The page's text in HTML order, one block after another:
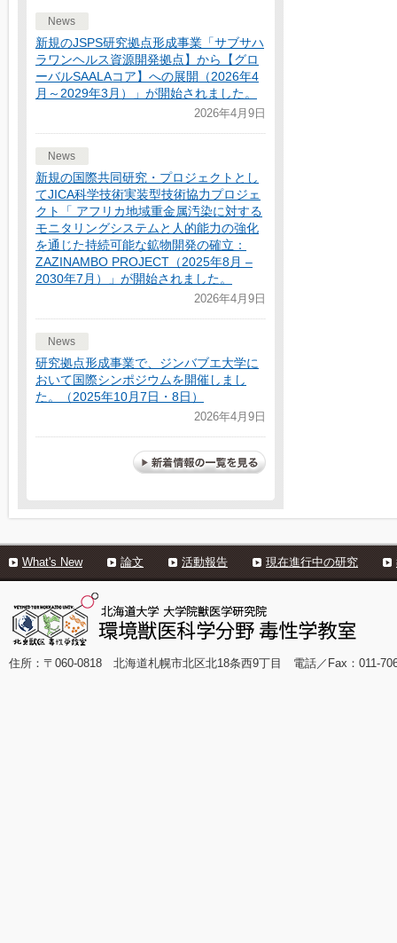
News
新規のJSPS研究拠点形成事業「サブサハ
ラワンヘルス資源開発拠点】から【グロ
ーバルSAALAコア】への展開（2026年4
月～2029年3月）」が開始されました。
2026年4月9日
News
新規の国際共同研究・プロジェクトとし
てJICA科学技術実装型技術協力プロジェ
クト「 アフリカ地域重金属汚染に対する
モニタリングシステムと人的能力の強化
を通じた持続可能な鉱物開発の確立：
ZAZINAMBO PROJECT（2025年8月 –
2030年7月）」が開始されました。
2026年4月9日
News
研究拠点形成事業で、ジンバブエ大学に
おいて国際シンポジウムを開催しまし
た。（2025年10月7日・8日）
2026年4月9日
What's New 論文 活動報告 現在進行中の研究
住所：〒060-0818 北海道札幌市北区北18条西9丁目 電話／Fax：011-